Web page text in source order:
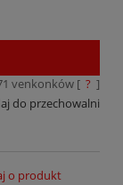
venkonków [ ? ]
do przechowalni
o produkt